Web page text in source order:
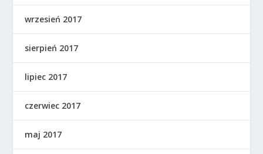
wrzesień 2017
sierpień 2017
lipiec 2017
czerwiec 2017
maj 2017